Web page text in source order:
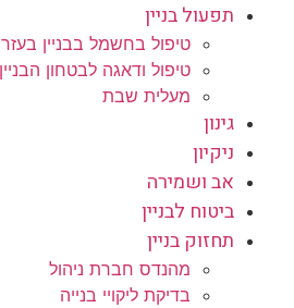
תפעול בניין
טיפול בחשמל בבניין
טיפול ודאגה לבטחון הבניין
מעלית שבת
גינון
ניקיון
אב ושמירה
ביטוח לבניין
תחזוק בניין
מהנדס חברת ניהול
בדיקת ליקויי בנייה